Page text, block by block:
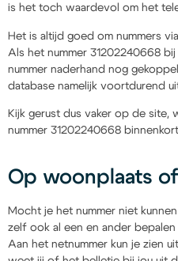
is het toch waardevol om het
Het is altijd goed om nummers
Als het nummer 31202240668
nummer naderhand nog
database namelijk voortdurend
Kijk gerust dus vaker op de site,
nummer 31202240668
Op woonplaats
Mocht je het nummer niet
zelf ook al een en ander
Aan het netnummer kun je zien